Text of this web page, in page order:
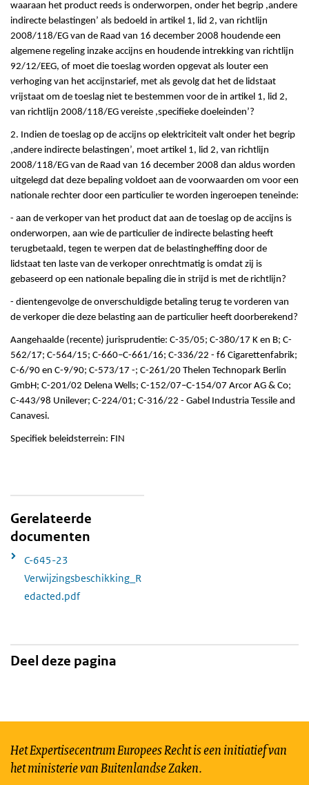
waaraan het product reeds is onderworpen, onder het begrip ,andere
indirecte belastingen’ als bedoeld in artikel 1, lid 2, van richtlijn
2008/118/EG van de Raad van 16 december 2008 houdende een
algemene regeling inzake accijns en houdende intrekking van richtlijn
92/12/EEG, of moet die toeslag worden opgevat als louter een
verhoging van het accijnstarief, met als gevolg dat het de lidstaat
vrijstaat om de toeslag niet te bestemmen voor de in artikel 1, lid 2,
van richtlijn 2008/118/EG vereiste ,specifieke doeleinden’?
2. Indien de toeslag op de accijns op elektriciteit valt onder het begrip
,andere indirecte belastingen’, moet artikel 1, lid 2, van richtlijn
2008/118/EG van de Raad van 16 december 2008 dan aldus worden
uitgelegd dat deze bepaling voldoet aan de voorwaarden om voor een
nationale rechter door een particulier te worden ingeroepen teneinde:
- aan de verkoper van het product dat aan de toeslag op de accijns is
onderworpen, aan wie de particulier de indirecte belasting heeft
terugbetaald, tegen te werpen dat de belastingheffing door de
lidstaat ten laste van de verkoper onrechtmatig is omdat zij is
gebaseerd op een nationale bepaling die in strijd is met de richtlijn?
- dientengevolge de onverschuldigde betaling terug te vorderen van
de verkoper die deze belasting aan de particulier heeft doorberekend?
Aangehaalde (recente) jurisprudentie: C-35/05; C-380/17 K en B; C-
562/17; C-564/15; C-660–C-661/16; C-336/22 - f6 Cigarettenfabrik;
C-6/90 en C-9/90; C-573/17 -; C-261/20 Thelen Technopark Berlin
GmbH; C-201/02 Delena Wells; C-152/07–C-154/07 Arcor AG & Co;
C-443/98 Unilever; C-224/01; C-316/22 - Gabel Industria Tessile and
Canavesi.
Specifiek beleidsterrein: FIN
Gerelateerde
documenten
C-645-23
Verwijzingsbeschikking_R
edacted.pdf
Deel deze pagina
Het Expertisecentrum Europees Recht is een initiatief van
het ministerie van Buitenlandse Zaken.